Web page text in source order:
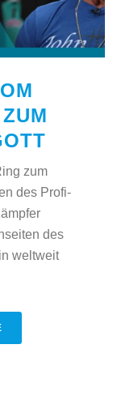
zum
des Profi-
des
weltweit